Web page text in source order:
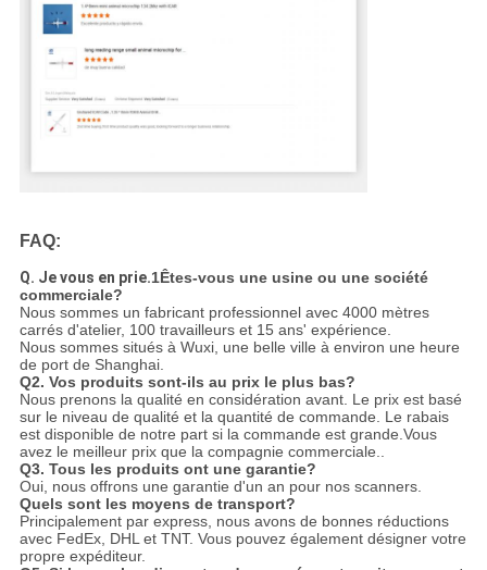
FAQ:
Q. Je vous en prie.1Êtes-vous une usine ou une société
commerciale?
Nous sommes un fabricant professionnel avec 4000 mètres
carrés d'atelier, 100 travailleurs et 15 ans' expérience.
Nous sommes situés à Wuxi, une belle ville à environ une heure
de port de Shanghai.
Q2. Vos produits sont-ils au prix le plus bas?
Nous prenons la qualité en considération avant. Le prix est basé
sur le niveau de qualité et la quantité de commande. Le rabais
est disponible de notre part si la commande est grande.Vous
avez le meilleur prix que la compagnie commerciale..
Q3. Tous les produits ont une garantie?
Oui, nous offrons une garantie d'un an pour nos scanners.
Quels sont les moyens de transport?
Principalement par express, nous avons de bonnes réductions
avec FedEx, DHL et TNT. Vous pouvez également désigner votre
propre expéditeur.